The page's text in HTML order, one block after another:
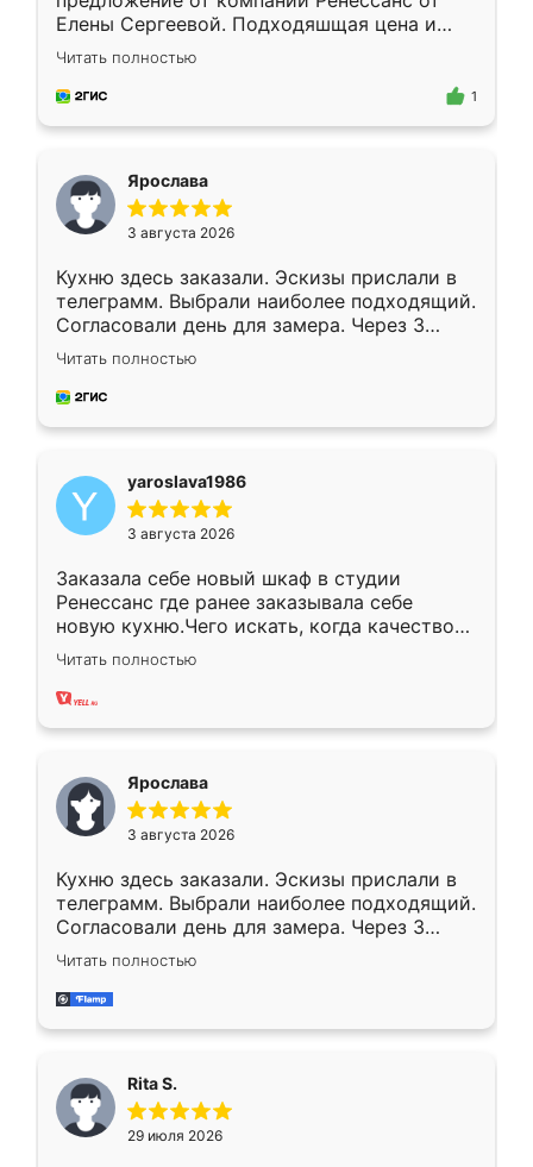
Елены Сергеевой. Подходяшщая цена и
короткие сроки изготовления. Приехавший
для замера сотрудник Владислав
предложил по моему эскизу самый
Читать полностью
1
Ярослава
3 августа 2026
Кухню здесь заказали. Эскизы прислали в
телеграмм. Выбрали наиболее подходящий.
Согласовали день для замера. Через 3
недели кухня была уже готова. Остались
довольны работой. Спасибо Ренессанс
мебель за качественную работу!
Читать полностью
yaroslava1986
3 августа 2026
Заказала себе новый шкаф в студии
Ренессанс где ранее заказывала себе
новую кухню.Чего искать, когда качеством
вполне довольна. Служит кухня уже почти
два года, нареканий нет.
Читать полностью
Ярослава
3 августа 2026
Кухню здесь заказали. Эскизы прислали в
телеграмм. Выбрали наиболее подходящий.
Согласовали день для замера. Через 3
недели кухня была уже готова. Остались
довольны работой. Спасибо Ренессанс
мебель за качественную работу!
Читать полностью
Rita S.
29 июля 2026